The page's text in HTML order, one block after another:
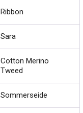
Ribbon
Sara
Cotton Merino
Tweed
Sommerseide